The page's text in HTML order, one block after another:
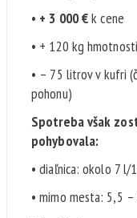
• + 3 000 €k cene
• + 120 kg hmotnosti
• – 75 litrov v kufri
pohonu)
Spotreba však
pohybovala:
• diaľnica: okolo 7 l/
• mimo mesta: 5,5